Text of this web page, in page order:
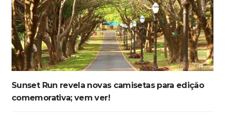
Sunset Run revela novas camisetas para edição
comemorativa; vem ver!